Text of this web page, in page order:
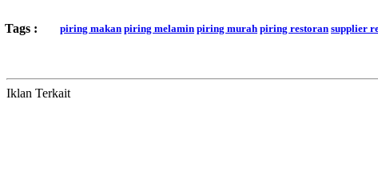
Tags : piring makan piring melamin piring murah piring restoran supplier
Iklan Terkait